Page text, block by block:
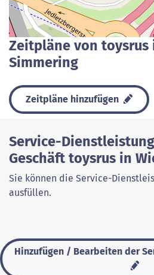
Zeitpläne von toysrus
Simmering
Zeitpläne hinzufügen
Service-
Geschäft toysrus in
Sie können die Service-
ausfüllen.
Hinzufügen / Bearbeiten der